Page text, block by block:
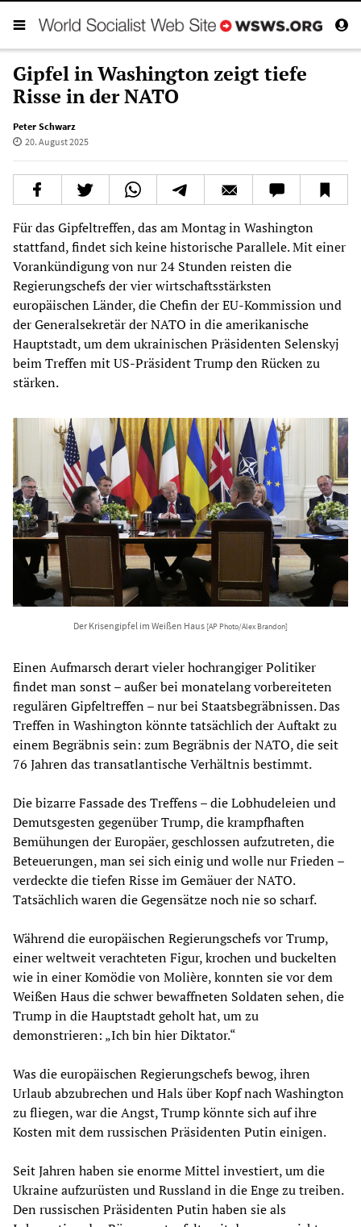
Gipfel in Washington zeigt tiefe
Risse in der NATO
Peter Schwarz
20. August 2025
Für das Gipfeltreffen, das am Montag in Washington
stattfand, findet sich keine historische Parallele. Mit einer
Vorankündigung von nur 24 Stunden reisten die
Regierungschefs der vier wirtschaftsstärksten
europäischen Länder, die Chefin der EU-Kommission und
der Generalsekretär der NATO in die amerikanische
Hauptstadt, um dem ukrainischen Präsidenten Selenskyj
beim Treffen mit US-Präsident Trump den Rücken zu
stärken.
Der Krisengipfel im Weißen Haus [AP Photo/Alex Brandon]
Einen Aufmarsch derart vieler hochrangiger Politiker
findet man sonst – außer bei monatelang vorbereiteten
regulären Gipfeltreffen – nur bei Staatsbegräbnissen. Das
Treffen in Washington könnte tatsächlich der Auftakt zu
einem Begräbnis sein: zum Begräbnis der NATO, die seit
76 Jahren das transatlantische Verhältnis bestimmt.
Die bizarre Fassade des Treffens – die Lobhudeleien und
Demutsgesten gegenüber Trump, die krampfhaften
Bemühungen der Europäer, geschlossen aufzutreten, die
Beteuerungen, man sei sich einig und wolle nur Frieden –
verdeckte die tiefen Risse im Gemäuer der NATO.
Tatsächlich waren die Gegensätze noch nie so scharf.
Während die europäischen Regierungschefs vor Trump,
einer weltweit verachteten Figur, krochen und buckelten
wie in einer Komödie von Molière, konnten sie vor dem
Weißen Haus die schwer bewaffneten Soldaten sehen, die
Trump in die Hauptstadt geholt hat, um zu
demonstrieren: „Ich bin hier Diktator.“
Was die europäischen Regierungschefs bewog, ihren
Urlaub abzubrechen und Hals über Kopf nach Washington
zu fliegen, war die Angst, Trump könnte sich auf ihre
Kosten mit dem russischen Präsidenten Putin einigen.
Seit Jahren haben sie enorme Mittel investiert, um die
Ukraine aufzurüsten und Russland in die Enge zu treiben.
Den russischen Präsidenten Putin haben sie als